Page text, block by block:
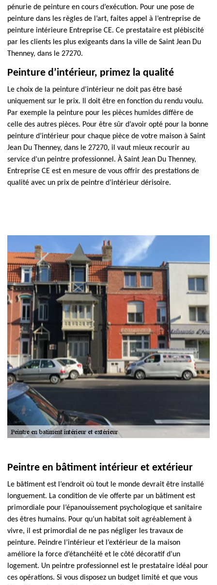
pénurie de peinture en cours d’exécution. Pour une pose de
peinture dans les règles de l’art, faites appel à l’entreprise de
peinture intérieure Entreprise CE. Ce prestataire est plébiscité
par les clients les plus exigeants dans la ville de Saint Jean Du
Thenney, dans le 27270.
Peinture d’intérieur, primez la qualité
Le choix de la peinture d’intérieur ne doit pas être basé
uniquement sur le prix. Il doit être en fonction du rendu voulu.
Par exemple la peinture pour les pièces humides diffère de
celle des autres pièces. Pour être sûr d’avoir opté pour la bonne
peinture d’intérieur pour chaque pièce de votre maison à Saint
Jean Du Thenney, dans le 27270, il vaut mieux recourir au
service d’un peintre professionnel. À Saint Jean Du Thenney,
Entreprise CE est en mesure de vous offrir des prestations de
qualité avec un prix de peintre d’intérieur dérisoire.
Peintre en bâtiment intérieur et extérieur
Le bâtiment est l’endroit où tout le monde devrait être installé
longuement. La condition de vie offerte par un bâtiment est
primordiale pour l’épanouissement psychologique et sanitaire
des êtres humains. Pour qu’un habitat soit agréablement à
vivre, il est primordial de ne pas négliger les travaux de
peinture. Peindre l’intérieur et l’extérieur de la maison
améliore la force d’étanchéité et le côté décoratif d’un
logement. Un peintre professionnel est le prestataire idéal pour
ces opérations. Si vous disposez un budget limité et que vous